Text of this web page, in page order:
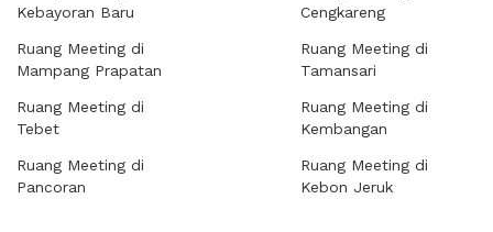
Kebayoran Baru
Ruang Meeting di
Mampang Prapatan
Ruang Meeting di
Tebet
Ruang Meeting di
Pancoran
Cengkareng
Ruang Meeting di
Tamansari
Ruang Meeting di
Kembangan
Ruang Meeting di
Kebon Jeruk